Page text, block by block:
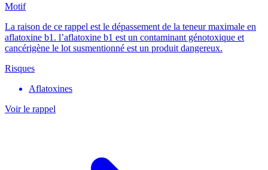
Motif
La raison de ce rappel est le dépassement de la teneur maximale en
aflatoxine b1. l’aflatoxine b1 est un contaminant génotoxique et
cancérigène le lot susmentionné est un produit dangereux.
Risques
Aflatoxines
Voir le rappel